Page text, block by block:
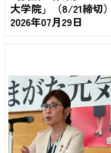
大学院」（8/21締切）
2026年07月29日